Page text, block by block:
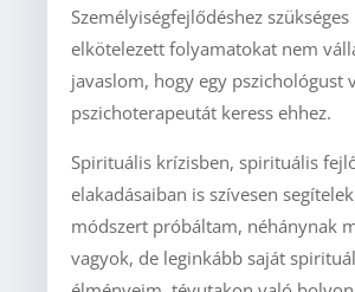
Személyiségfejlődéshez szükséges
elkötelezett folyamatokat nem
javaslom, hogy egy pszichológust
pszichoterapeutát keress ehhez.
Spirituális krízisben, spirituális
elakadásaiban is szívesen
módszert próbáltam, néhánynak
vagyok, de leginkább saját